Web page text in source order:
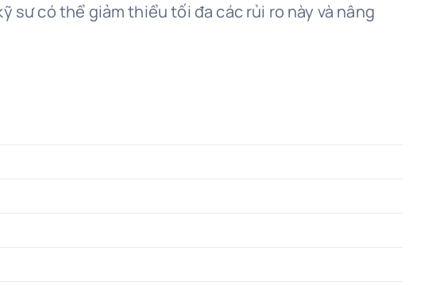
sư có thể giảm thiểu tối đa các rủi ro này và nâng